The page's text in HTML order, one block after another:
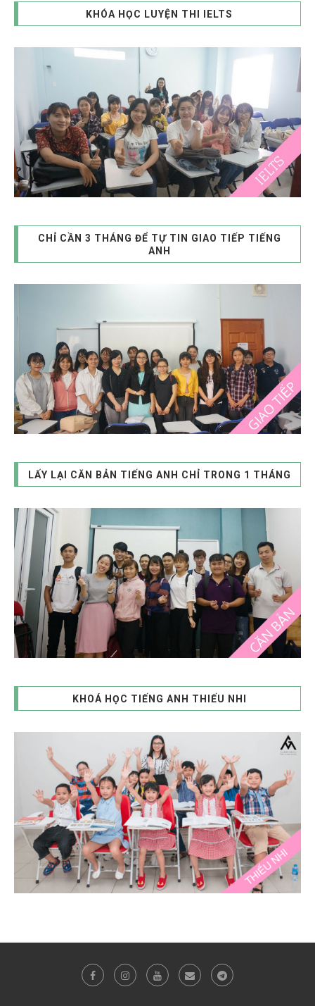
KHÓA HỌC LUYỆN THI IELTS
CHỈ CẦN 3 THÁNG ĐỂ TỰ TIN GIAO TIẾP TIẾNG
ANH
LẤY LẠI CĂN BẢN TIẾNG ANH CHỈ TRONG 1 THÁNG
KHOÁ HỌC TIẾNG ANH THIẾU NHI